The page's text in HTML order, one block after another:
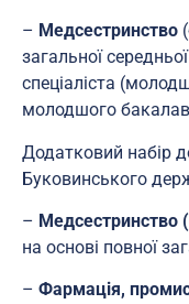
– Медсестринство
загальної
спеціаліста
молодшого
Додатковий набір
Буковинського
– Медсестринство
на основі повної
– Фармація,